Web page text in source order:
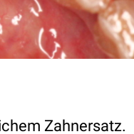
Zahnersatz.